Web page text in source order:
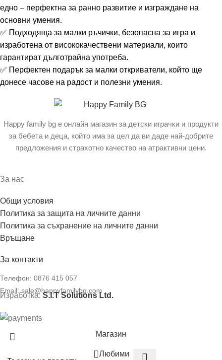
едно – перфектна за ранно развитие и изграждане на
основни умения.
✅ Подходяща за малки ръчички, безопасна за игра и
изработена от висококачествени материали, които
гарантират дълготрайна употреба.
✅ Перфектен подарък за малки откриватели, който ще
донесе часове на радост и полезни умения.
Happy family bg е онлайн магазин за детски играчки и продукти
за бебета и деца, който има за цел да ви даде най-добрите
предложения и страхотно качество на атрактивни цени.
За нас
Общи условия
Политика за защита на личните данни
Политика за съхранение на личните данни
Връщане
За контакти
Телефон: 0876 415 057
Email:sale@happyfamilybg.com
Изработка:S.I.T Solutions Ltd.
Магазин
Любими